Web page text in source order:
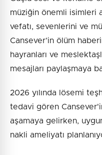
müziğin önemli isimleri
vefatı, sevenlerini ve
Cansever’in ölüm
hayranları ve
mesajları paylaşmaya
2026 yılında lösemi
tedavi gören
aşamaya gelirken,
nakli ameliyatı